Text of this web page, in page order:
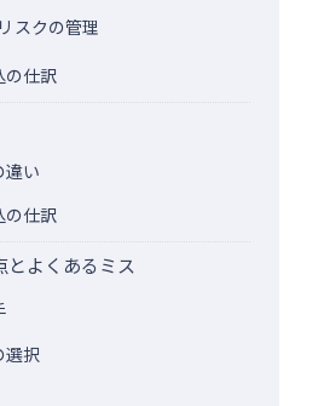
スクの管理
仕訳
違い
仕訳
よくあるミス
選択